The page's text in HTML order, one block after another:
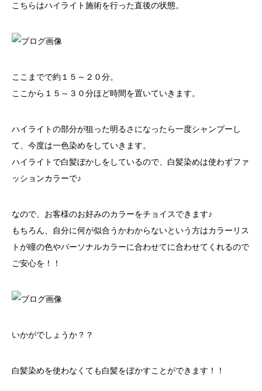
こちらはハイライト施術を行った直後の状態。
ここまでで約１５～２０分。
ここから１５～３０分ほど時間を置いていきます。
ハイライトの部分が狙った明るさになったら一度シャンプーし
て、今度は一色染めをしていきます。
ハイライトで白髪ぼかしをしているので、白髪染めは使わずファ
ッションカラーで♪
なので、お客様のお好みのカラーをチョイスできます♪
もちろん、自分に何が似合うかわからないという方はカラーリス
トが瞳の色やパーソナルカラーに合わせてに合わせてくれるので
ご安心を！！
いかがでしょうか？？
白髪染めを使わなくても白髪をぼかすことができます！！